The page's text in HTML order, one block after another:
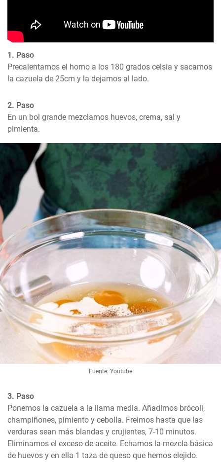
1. Paso
Precalentamos el horno a los 180 grados celsia y sacamos
la cazuela de 25cm y la dejamos al lado.
2. Paso
En un bol grande mezclamos huevos, crema, sal y
pimienta.
Fuente: Youtube
3. Paso
Ponemos la cazuela a la llama media. Añadimos brócoli,
champiñones, pimiento y cebolla. Freimos hasta que las
verduras sean más blandas y crujientes, 7-10 minutos.
Eliminamos el exceso de aceite. Echamos la mezcla básica
de huevos y en ella 1 taza de queso que hemos elejido.